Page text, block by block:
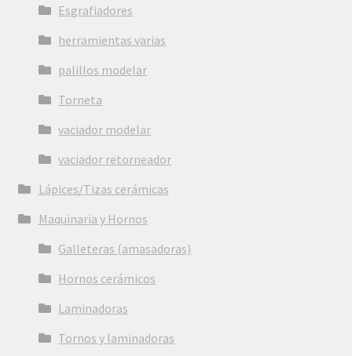
Esgrafiadores
herramientas varias
palillos modelar
Torneta
vaciador modelar
vaciador retorneador
Lápices/Tizas cerámicas
Maquinaria y Hornos
Galleteras (amasadoras)
Hornos cerámicos
Laminadoras
Tornos y laminadoras